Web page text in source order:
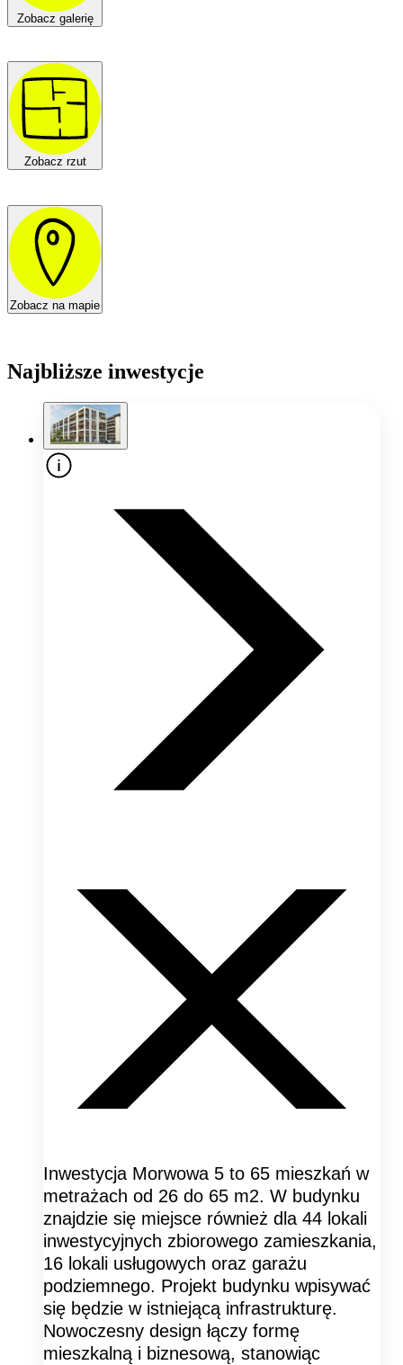
Zobacz galerię
Zobacz rzut
Zobacz na mapie
Najbliższe inwestycje
Inwestycja Morwowa 5 to 65 mieszkań w
metrażach od 26 do 65 m2. W budynku
znajdzie się miejsce również dla 44 lokali
inwestycyjnych zbiorowego zamieszkania,
16 lokali usługowych oraz garażu
podziemnego. Projekt budynku wpisywać
się będzie w istniejącą infrastrukturę.
Nowoczesny design łączy formę
mieszkalną i biznesową, stanowiąc